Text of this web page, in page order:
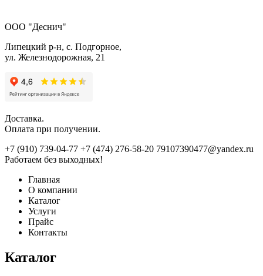
ООО "Деснич"
Липецкий р-н, с. Подгорное,
ул. Железнодорожная, 21
Доставка.
Оплата при получении.
+7 (910) 739-04-77 +7 (474) 276-58-20 79107390477@yandex.ru
Работаем без выходных!
Главная
О компании
Каталог
Услуги
Прайс
Контакты
Каталог